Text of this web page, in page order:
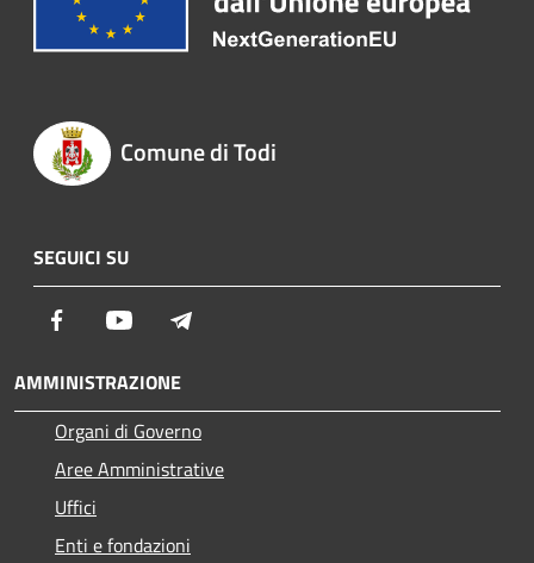
Comune di Todi
SEGUICI SU
Facebook Youtube
AMMINISTRAZIONE
Organi di Governo
Aree Amministrative
Uffici
Enti e fondazioni